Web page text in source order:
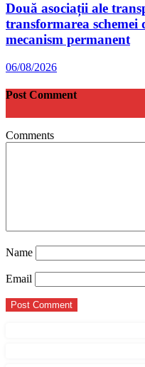
Două asociații ale
transformarea schemei
mecanism permanent
06/08/2026
Post Comment
Comments
Name
Email